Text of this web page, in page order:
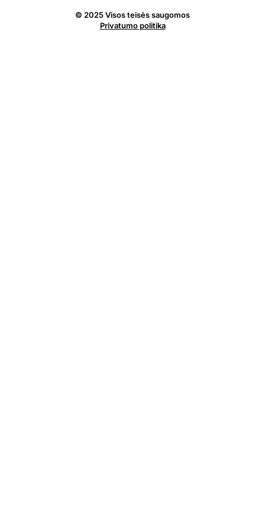
© 2025 Visos teisės saugomos
Privatumo politika